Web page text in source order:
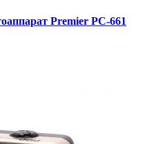
Premier PC-661